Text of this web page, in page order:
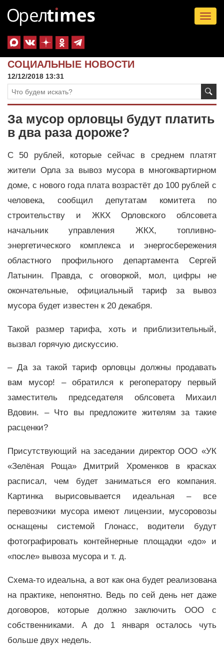
СОЦИАЛЬНЫЕ НОВОСТИ
12/12/2018 13:31
За мусор орловцы будут платить
в два раза дороже?
С 50 рублей, которые сейчас в среднем платят
жители Орла за вывоз мусора в многоквартирном
доме, с нового года плата возрастёт до 100 рублей с
человека, сообщил депутатам комитета по
строительству и ЖКХ Орловского облсовета
начальник управления ЖКХ, топливно-
энергетического комплекса и энергосбережения
областного профильного департамента Сергей
Латынин. Правда, с оговоркой, мол, цифры не
окончательные, официальный тариф за вывоз
мусора будет известен к 20 декабря.
Такой размер тарифа, хоть и приблизительный,
вызвал горячую дискуссию.
– Да за такой тариф орловцы должны продавать
вам мусор! – обратился к регоператору первый
заместитель председателя облсовета Михаил
Вдовин. – Что вы предложите жителям за такие
расценки?
Присутствующий на заседании директор ООО «УК
«Зелёная Роща» Дмитрий Хроменков в красках
расписал, чем будет заниматься его компания.
Картинка вырисовывается идеальная – все
перевозчики мусора имеют лицензии, мусоровозы
оснащены системой Глонасс, водители будут
фотографировать контейнерные площадки «до» и
«после» вывоза мусора и т. д.
Схема-то идеальна, а вот как она будет реализована
на практике, непонятно. Ведь по сей день нет даже
договоров, которые должно заключить ООО с
собственниками. А до 1 января осталось чуть
больше двух недель.